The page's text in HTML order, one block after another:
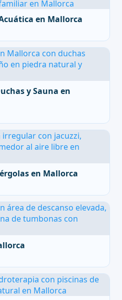
en Mallorca
y Sauna en
en Mallorca